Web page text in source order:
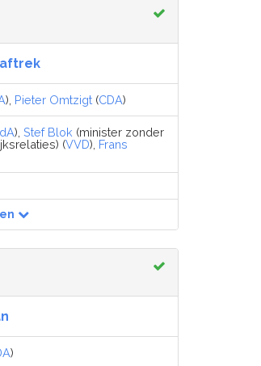
), Pieter Omtzigt (CDA)
), Stef Blok (minister zonder
(VVD), Frans
)